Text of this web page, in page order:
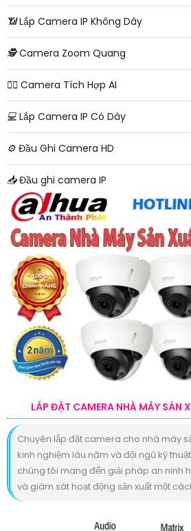
📶Lắp Camera IP Không Dây
🕵️Camera Zoom Quang
🧛‍♀️ Camera Tích Hợp AI
💻 Lắp Camera IP Có Dây
⚙️ Đầu Ghi Camera HD
📥Đầu ghi camera IP
LẮP ĐẶT CAMERA NHÀ MÁY SẢN
Chuyên lắp đặt camera cho nhà máy
kinh nghiệm lâu năm và đội ngũ kỹ
chúng tôi mang đến giải pháp an ninh
và giám sát hoạt động sản xuất một